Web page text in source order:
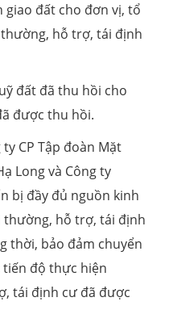
giao đất cho đơn vị, tổ
hỗ trợ, tái định
đất đã thu hồi cho
được thu hồi.
CP Tập đoàn Mặt
Long và Công ty
bị đầy đủ nguồn kinh
thường, hỗ trợ, tái định
thời, bảo đảm chuyển
độ thực hiện
tái định cư đã được